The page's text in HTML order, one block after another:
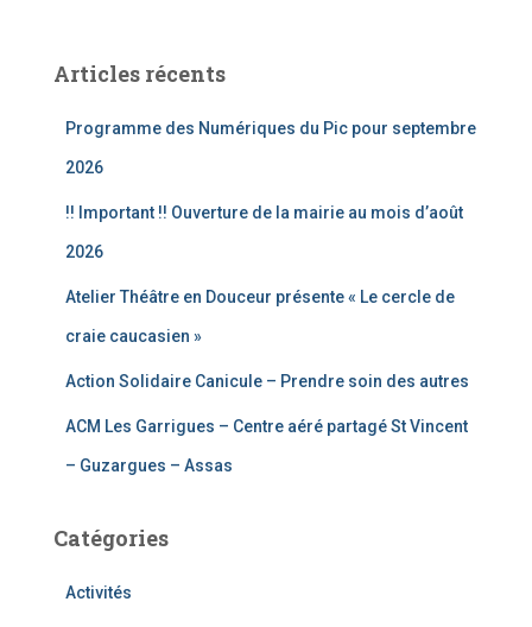
rArticles récents
Programme des Numériques du Pic pour septembre
2026
!! Important !! Ouverture de la mairie au mois d’août
2026
Atelier Théâtre en Douceur présente « Le cercle de
craie caucasien »
Action Solidaire Canicule – Prendre soin des autres
ACM Les Garrigues – Centre aéré partagé St Vincent
– Guzargues – Assas
Catégories
Activités